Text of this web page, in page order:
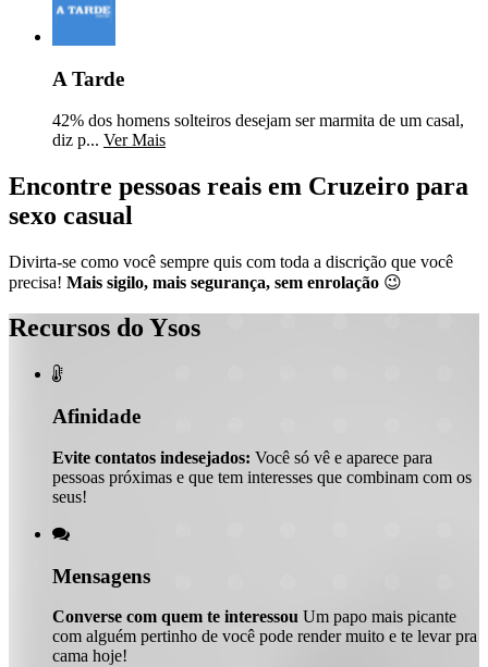
A Tarde
42% dos homens solteiros desejam ser marmita de um casal,
diz p... Ver Mais
Encontre pessoas reais em Cruzeiro para
sexo casual
Divirta-se como você sempre quis com toda a discrição que você
precisa! Mais sigilo, mais segurança, sem enrolação 😉
Recursos do Ysos

Afinidade
Evite contatos indesejados: Você só vê e aparece para
pessoas próximas e que tem interesses que combinam com os
seus!

Mensagens
Converse com quem te interessou Um papo mais picante
com alguém pertinho de você pode render muito e te levar pra
cama hoje!